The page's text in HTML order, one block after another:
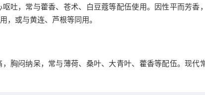
吐，常与藿香、苍术、白豆蔻等配伍使用。因性平而芳香
，或与黄连、芦根等同用。
胸闷纳呆，常与薄荷、桑叶、大青叶、藿香等配伍。现代